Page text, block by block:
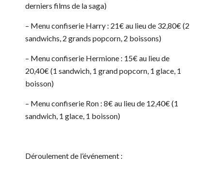
derniers films de la saga)
– Menu confiserie Harry : 21€ au lieu de 32,80€ (2
sandwichs, 2 grands popcorn, 2 boissons)
– Menu confiserie Hermione : 15€ au lieu de
20,40€ (1 sandwich, 1 grand popcorn, 1 glace, 1
boisson)
– Menu confiserie Ron : 8€ au lieu de 12,40€ (1
sandwich, 1 glace, 1 boisson)
Déroulement de l’événement :